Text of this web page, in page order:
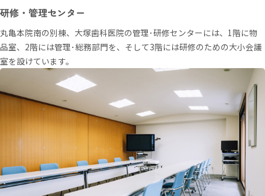
研修・管理センター
丸亀本院南の別棟、大塚歯科医院の管理･研修センターには、1階に物
品室、2階には管理･総務部門を、そして3階には研修のための大小会議
室を設けています。